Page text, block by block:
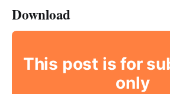
Download
This post is for
only